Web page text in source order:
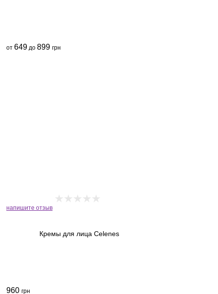
от 649 до 899 грн
напишите отзыв
Кремы для лица Celenes
960 грн